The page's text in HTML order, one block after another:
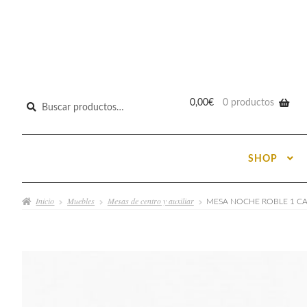
Buscar
0,00€ 0 productos
SHOP
Inicio Muebles Mesas de centro y auxiliar MESA NOCHE ROBLE 1